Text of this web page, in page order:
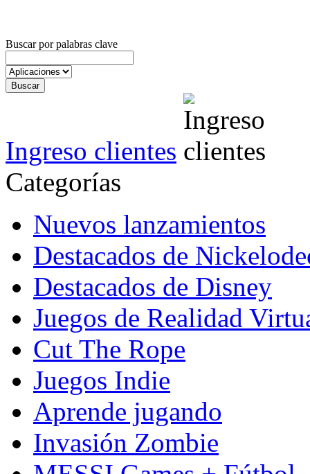
Buscar por palabras clave
Ingreso clientes
Categorías
Nuevos lanzamientos
Destacados de
Destacados de Disney
Juegos de Realidad
Cut The Rope
Juegos Indie
Aprende jugando
Invasión Zombie